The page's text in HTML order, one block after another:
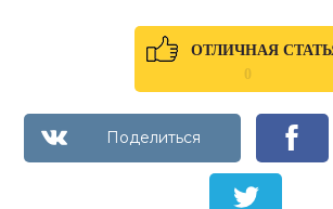
ОТЛИЧНАЯ
0